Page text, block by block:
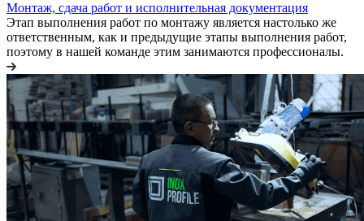
Монтаж, сдача работ и исполнительная документация
Этап выполнения работ по монтажу является настолько же
ответственным, как и предыдущие этапы выполнения работ,
поэтому в нашей команде этим занимаются профессионалы.